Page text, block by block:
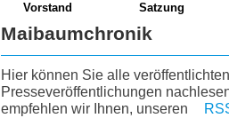
Vorstand
Satzung
Maibaumchronik
Hier können Sie alle
Presseveröffentlichungen
empfehlen wir Ihnen, unseren